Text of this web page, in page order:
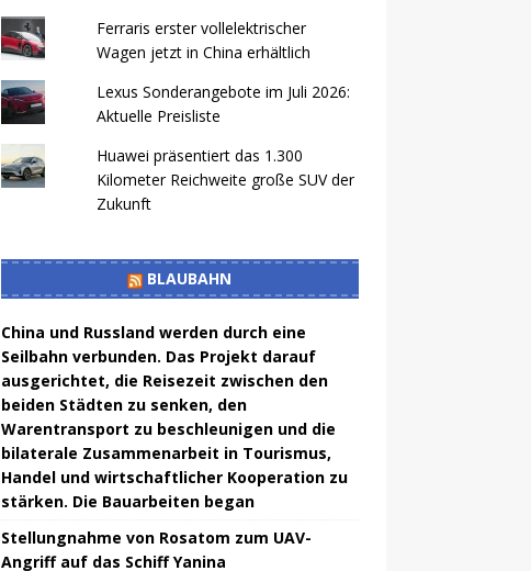
Ferraris erster vollelektrischer
Wagen jetzt in China erhältlich
Lexus Sonderangebote im Juli 2026:
Aktuelle Preisliste
Huawei präsentiert das 1.300
Kilometer Reichweite große SUV der
Zukunft
BLAUBAHN
China und Russland werden durch eine
Seilbahn verbunden. Das Projekt darauf
ausgerichtet, die Reisezeit zwischen den
beiden Städten zu senken, den
Warentransport zu beschleunigen und die
bilaterale Zusammenarbeit in Tourismus,
Handel und wirtschaftlicher Kooperation zu
stärken. Die Bauarbeiten began
Stellungnahme von Rosatom zum UAV-
Angriff auf das Schiff Yanina